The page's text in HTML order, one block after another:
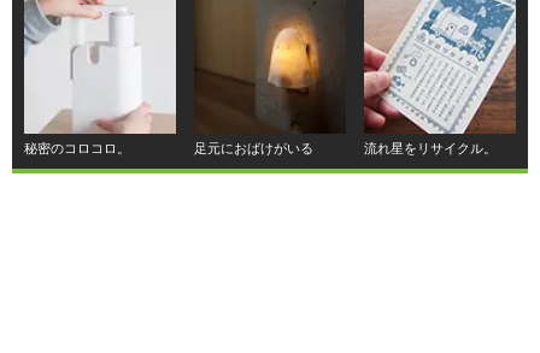
秘密のコロコロ。 足元におばけがいる 流れ星をリサイクル。